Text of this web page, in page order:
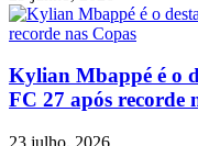
Kylian Mbappé é o
FC 27 após recorde